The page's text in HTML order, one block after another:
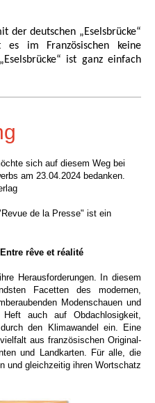
der deutschen „Eselsbrücke“
im Französischen keine
ist ganz einfach
sich auf diesem Weg bei
am 23.04.2024 bedanken.
de la Presse" ist ein
rêve et réalité
Herausforderungen. In diesem
Facetten des modernen,
Modenschauen und
auch auf Obdachlosigkeit,
den Klimawandel ein. Eine
aus französischen Original-
und Landkarten. Für alle, die
und gleichzeitig ihren Wortschatz